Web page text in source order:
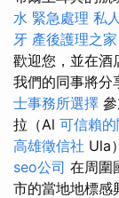
水 緊急處理 私
牙 產後護理之家
歡迎您，並在酒
我們的同事將分
士事務所選擇
拉（Al 可信賴
高雄徵信社 Ula
seo公司 在周圍
市的當地地標感